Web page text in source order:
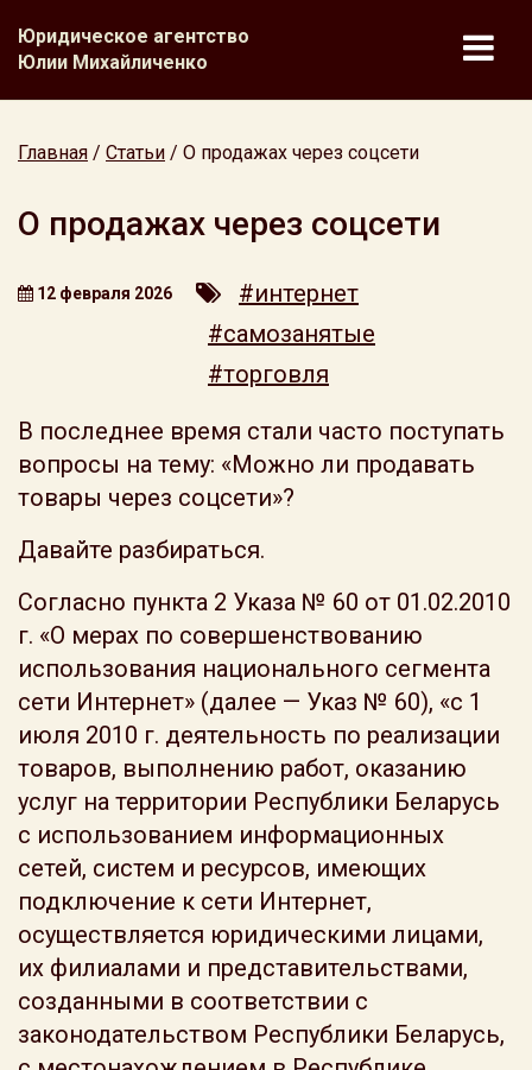
Юридическое агентство
Юлии Михайличенко
Главная / Статьи / О продажах через соцсети
О продажах через соцсети
12 февраля 2026
#интернет
#самозанятые
#торговля
В последнее время стали часто поступать
вопросы на тему: «Можно ли продавать
товары через соцсети»?
Давайте разбираться.
Согласно пункта 2 Указа № 60 от 01.02.2010
г. «О мерах по совершенствованию
использования национального сегмента
сети Интернет» (далее — Указ № 60), «с 1
июля 2010 г. деятельность по реализации
товаров, выполнению работ, оказанию
услуг на территории Республики Беларусь
с использованием информационных
сетей, систем и ресурсов, имеющих
подключение к сети Интернет,
осуществляется юридическими лицами,
их филиалами и представительствами,
созданными в соответствии с
законодательством Республики Беларусь,